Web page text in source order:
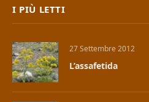
I PIÙ LETTI
27 Settembre 2012
L’assafetida